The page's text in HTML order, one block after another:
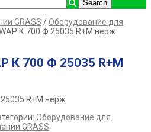
GRASS /Оборудование для
К 700 Ф 25035 R+M нерж
К 700 Ф 25035 R+M
R+M нерж
Оборудование для
GRASS